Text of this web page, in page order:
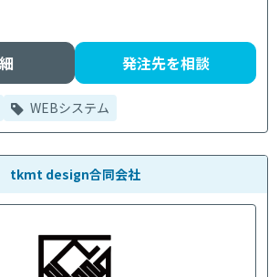
発注先を相談
WEBシステム
tkmt design合同会社